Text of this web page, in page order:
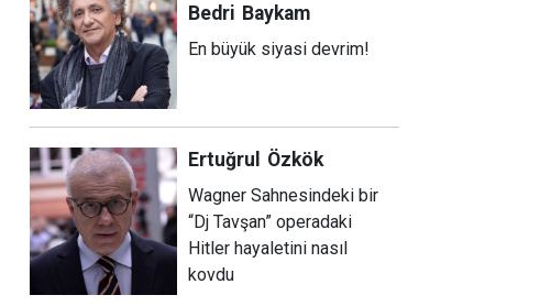
Bedri Baykam
En büyük siyasi devrim!
Ertuğrul Özkök
Wagner Sahnesindeki bir
“Dj Tavşan” operadaki
Hitler hayaletini nasıl
kovdu